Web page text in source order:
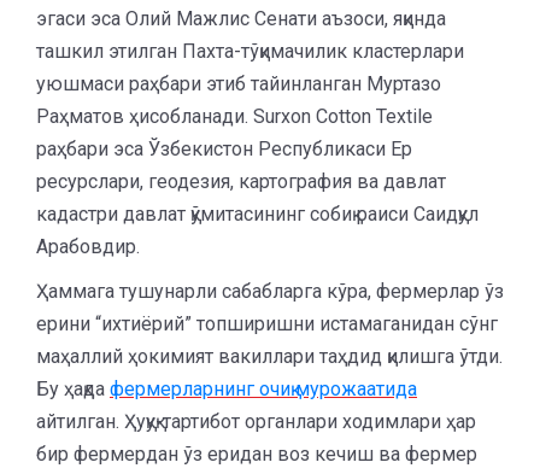
эгаси эса Олий Мажлис Сенати аъзоси, яқинда
ташкил этилган Пахта-тўқимачилик кластерлари
уюшмаси раҳбари этиб тайинланган Муртазо
Раҳматов ҳисобланади. Surxon Cotton Textile
раҳбари эса Ўзбекистон Республикаси Ер
ресурслари, геодезия, картография ва давлат
кадастри давлат қўмитасининг собиқ раиси Саидқул
Арабовдир.
Ҳаммага тушунарли сабабларга кўра, фермерлар ўз
ерини “ихтиёрий” топширишни истамаганидан сўнг
маҳаллий ҳокимият вакиллари таҳдид қилишга ўтди.
Бу ҳақда фермерларнинг очиқ мурожаатида
айтилган. Ҳуқуқ-тартибот органлари ходимлари ҳар
бир фермердан ўз еридан воз кечиш ва фермер